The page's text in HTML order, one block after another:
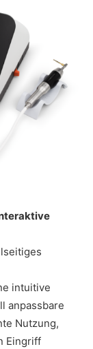
intuitive
anpassbare
Nutzung,
Eingriff